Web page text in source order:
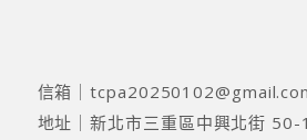
信箱｜
地址｜新北市三重區中興北街